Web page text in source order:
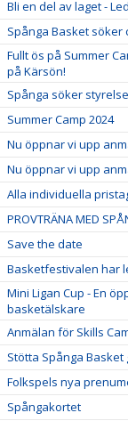
Bli en del av laget -
Spånga Basket söker
Fullt ös på Summer
på Kärsön!
Spånga söker
Summer Camp 2024
Nu öppnar vi upp
Nu öppnar vi upp
Alla individuella
PROVTRÄNA MED
Save the date
Basketfestivalen har
Mini Ligan Cup - En
basketälskare
Anmälan för Skills
Stötta Spånga Basket
Folkspels nya
Spångakortet